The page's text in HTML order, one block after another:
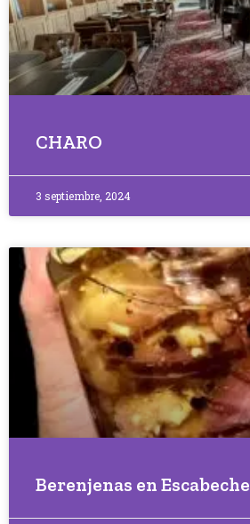
CHARO
3 septiembre, 2024
Berenjenas en Escabeche